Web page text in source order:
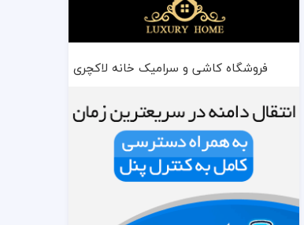
فروشگاه کاشی و سرامیک خانه لاکچری